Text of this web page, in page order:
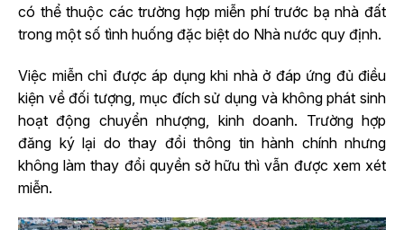
có thể thuộc các trường hợp miễn phí trước bạ nhà đất​
trong một số tình huống đặc biệt do Nhà nước quy định.
Việc miễn chỉ được áp dụng khi nhà ở đáp ứng đủ điều
kiện về đối tượng, mục đích sử dụng và không phát sinh
hoạt động chuyển nhượng, kinh doanh. Trường hợp
đăng ký lại do thay đổi thông tin hành chính nhưng
không làm thay đổi quyền sở hữu thì vẫn được xem xét
miễn.